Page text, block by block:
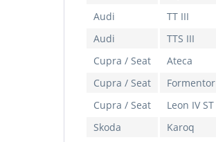
Audi
TT III
Audi
TTS III
Cupra / Seat
Ateca
Cupra / Seat
Formentor
Cupra / Seat
Leon IV ST
Skoda
Karoq